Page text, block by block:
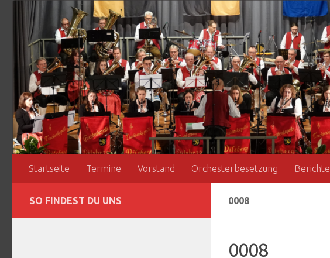
Zum Inhalt springen
Startseite Termine Vorstand Orchesterbesetzung Berichte
0008
0008
SO FINDEST DU UNS